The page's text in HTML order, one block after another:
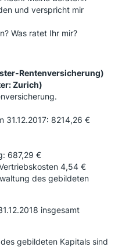
und verspricht mir
Was ratet Ihr mir?
Rentenversicherung)
Zurich)
31.12.2017: 8214,26 €
687,29 €
4,54 €
des gebildeten
insgesamt
gebildeten Kapitals sind